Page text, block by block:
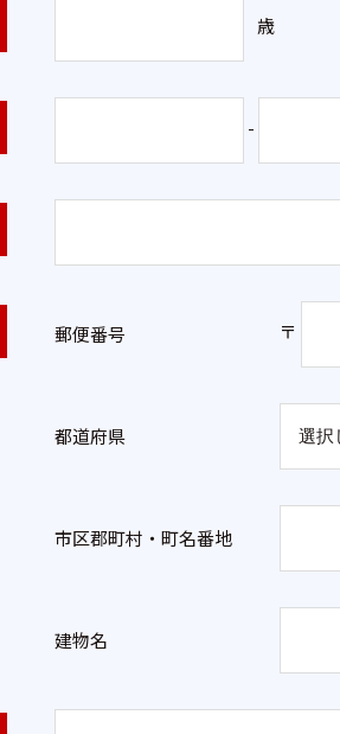
歳
-
郵便番号 〒
都道府県
市区郡町村・町名番地
建物名